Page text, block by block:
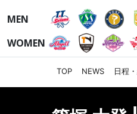
MEN
WOMEN
TOP NEWS 日程